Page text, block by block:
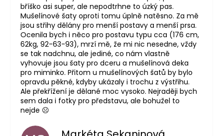
bříško asi super, ale nepodtrhne to úzký pas.
Mušelínové šaty oproti tomu úplně natěsno. Za mě
jsou střihy dělány pro menší postavy a menší prsa.
Ocenila bych i něco pro postavu typu cca (176 cm,
62kg, 92-63-93), mrzí mě, že mi nic nesedne, vždy
se tak nadchnu, ale jediné, co nám vlastně
vyhovuje jsou šaty pro dceru a mušelínová deka
pro miminko. Přitom u mušelínových šatů by bylo
opravdu pěkné, kdyby ukázaly i trochu z výstřihu.
Ale překřížení je dělané moc vysoko. Nejraději bych
sem dala i fotky pro představu, ale bohužel to
nejde ☹️